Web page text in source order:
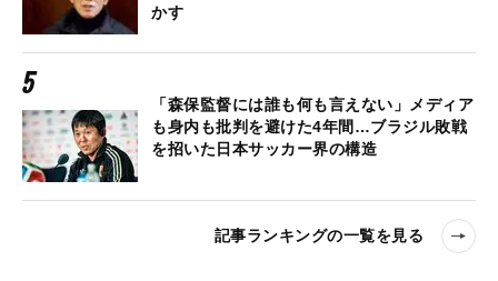
かす
「森保監督には誰も何も言えない」メディア
も身内も批判を避けた4年間…ブラジル敗戦
を招いた日本サッカー界の構造
記事ランキングの一覧を見る